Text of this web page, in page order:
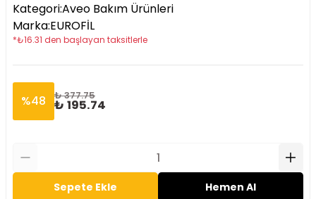
Kategori:Aveo Bakım Ürünleri
Marka:EUROFİL
*₺16.31 den başlayan taksitlerle
%48 ₺ 377.75
₺ 195.74
Sepete Ekle Hemen Al